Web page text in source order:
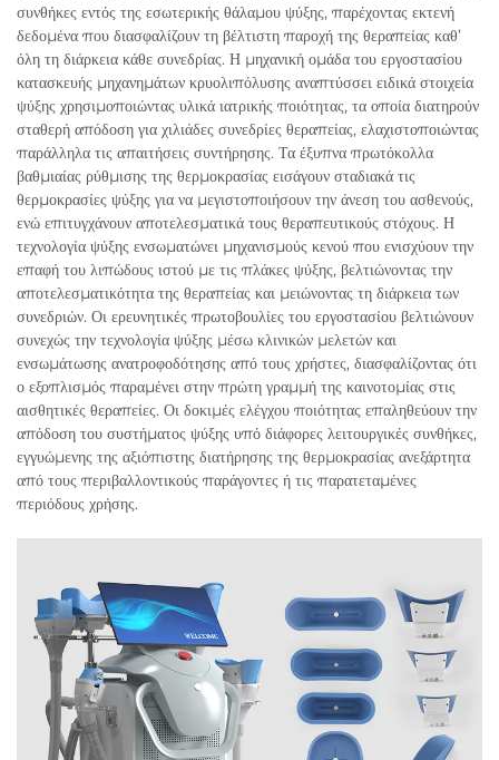
συνθήκες εντός της εσωτερικής θάλαμου ψύξης, παρέχοντας εκτενή
δεδομένα που διασφαλίζουν τη βέλτιστη παροχή της θεραπείας καθ’
όλη τη διάρκεια κάθε συνεδρίας. Η μηχανική ομάδα του εργοστασίου
κατασκευής μηχανημάτων κρυολιπόλυσης αναπτύσσει ειδικά στοιχεία
ψύξης χρησιμοποιώντας υλικά ιατρικής ποιότητας, τα οποία διατηρούν
σταθερή απόδοση για χιλιάδες συνεδρίες θεραπείας, ελαχιστοποιώντας
παράλληλα τις απαιτήσεις συντήρησης. Τα έξυπνα πρωτόκολλα
βαθμιαίας ρύθμισης της θερμοκρασίας εισάγουν σταδιακά τις
θερμοκρασίες ψύξης για να μεγιστοποιήσουν την άνεση του ασθενούς,
ενώ επιτυγχάνουν αποτελεσματικά τους θεραπευτικούς στόχους. Η
τεχνολογία ψύξης ενσωματώνει μηχανισμούς κενού που ενισχύουν την
επαφή του λιπώδους ιστού με τις πλάκες ψύξης, βελτιώνοντας την
αποτελεσματικότητα της θεραπείας και μειώνοντας τη διάρκεια των
συνεδριών. Οι ερευνητικές πρωτοβουλίες του εργοστασίου βελτιώνουν
συνεχώς την τεχνολογία ψύξης μέσω κλινικών μελετών και
ενσωμάτωσης ανατροφοδότησης από τους χρήστες, διασφαλίζοντας ότι
ο εξοπλισμός παραμένει στην πρώτη γραμμή της καινοτομίας στις
αισθητικές θεραπείες. Οι δοκιμές ελέγχου ποιότητας επαληθεύουν την
απόδοση του συστήματος ψύξης υπό διάφορες λειτουργικές συνθήκες,
εγγυώμενης της αξιόπιστης διατήρησης της θερμοκρασίας ανεξάρτητα
από τους περιβαλλοντικούς παράγοντες ή τις παρατεταμένες
περιόδους χρήσης.